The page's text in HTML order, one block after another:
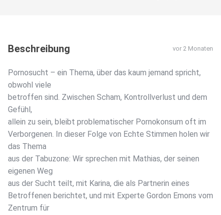
Beschreibung vor 2 Monaten
Pornosucht – ein Thema, über das kaum jemand spricht,
obwohl viele
betroffen sind. Zwischen Scham, Kontrollverlust und dem
Gefühl,
allein zu sein, bleibt problematischer Pornokonsum oft im
Verborgenen. In dieser Folge von Echte Stimmen holen wir
das Thema
aus der Tabuzone: Wir sprechen mit Mathias, der seinen
eigenen Weg
aus der Sucht teilt, mit Karina, die als Partnerin eines
Betroffenen berichtet, und mit Experte Gordon Emons vom
Zentrum für